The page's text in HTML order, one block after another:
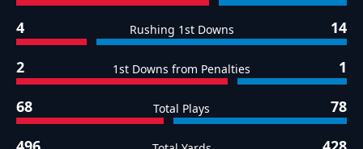
4 Rushing 1st Downs 14
2 1st Downs from Penalties 1
68 Total Plays 78